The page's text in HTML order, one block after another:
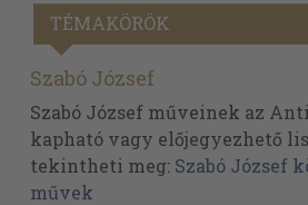
TÉMAKÖRÖK
Szabó József
Szabó József műveinek az
kapható vagy előjegyezhető
tekintheti meg: Szabó József
művek